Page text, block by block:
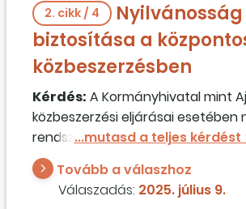
2. cikk / 4
Nyilvánosság
biztosítása a
közbeszerzésben
Kérdés: A Kormányhivatal mint
közbeszerzési eljárásai esetében
rendszerben lefolytatott, hanem az
KEF-rendszerben történő
eljárások esetében a megkötött
ill. az azokhoz tartozó
Tovább a válaszhoz
Válaszadás: 2025. július 9.